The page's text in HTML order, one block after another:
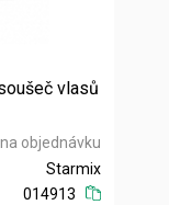
vlasů
na objednávku
Starmix
014913